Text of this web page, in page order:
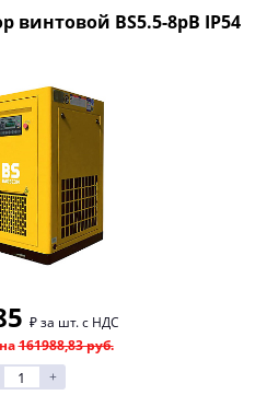
BS5.5-8рВ IP54
₽ за шт. с НДС
161988,83 руб.
+